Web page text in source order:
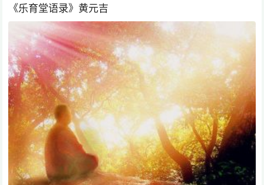
《乐育堂语录》黄元吉